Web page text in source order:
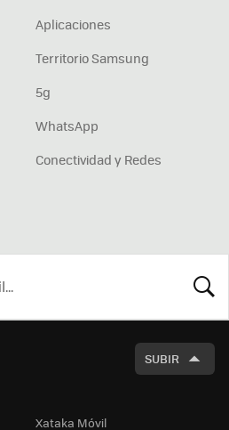
Aplicaciones
Territorio Samsung
5g
WhatsApp
Conectividad y Redes
SUBIR
Xataka Móvil